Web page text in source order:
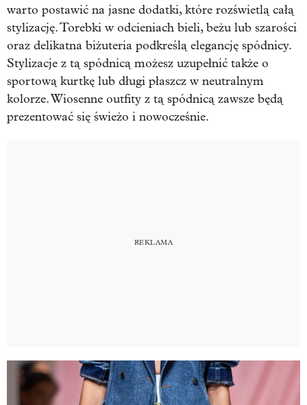
warto postawić na jasne dodatki, które rozświetlą całą
stylizację. Torebki w odcieniach bieli, beżu lub szarości
oraz delikatna biżuteria podkreślą elegancję spódnicy.
Stylizacje z tą spódnicą możesz uzupełnić także o
sportową kurtkę lub długi płaszcz w neutralnym
kolorze. Wiosenne outfity z tą spódnicą zawsze będą
prezentować się świeżo i nowocześnie.